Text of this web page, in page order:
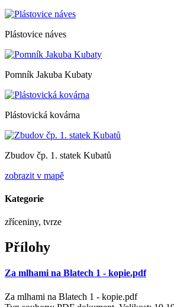
Plástovice náves
Pomník Jakuba Kubaty
Plástovická kovárna
Zbudov čp. 1. statek Kubatů
zobrazit v mapě
Kategorie
zříceniny, tvrze
Přílohy
Za mlhami na Blatech 1 - kopie.pdf
Za mlhami na Blatech 1 - kopie.pdf